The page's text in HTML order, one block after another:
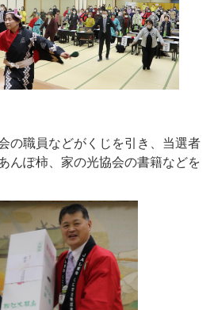
の職員などがくじを引き、当選者
んぽ柿、家の光協会の書籍などを